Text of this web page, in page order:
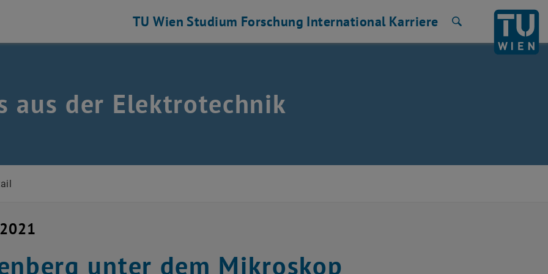
auflisten
TU Wien Studium Forschung International Karriere
aus der Elektrotechnik
unter dem Mikroskop